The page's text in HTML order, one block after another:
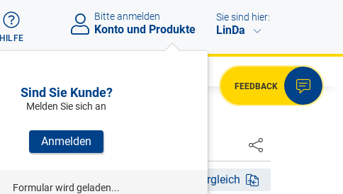
HILFE
Bitte anmelden
Konto und Produkte
Sind Sie Kunde?
Melden Sie sich an
Anmelden
Formular wird geladen...
Sie sind hier:
LinDa
FEEDBACK
NÄCHSTER
Fassungsvergleich